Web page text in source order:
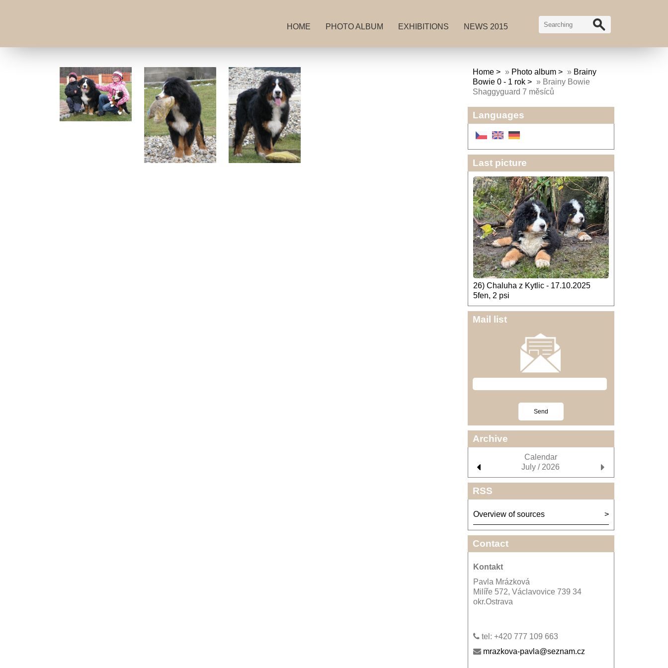
HOME PHOTO ALBUM EXHIBITIONS NEWS 2015
Home » Photo album » Brainy
Bowie 0 - 1 rok
» Brainy Bowie
Shaggyguard 7 měsíců
Languages
Last picture
26) Chaluha z Kytlic - 17.10.2025
5fen, 2 psi
Mail list
Archive
Calendar
July / 2026
RSS
Overview of sources
Contact
Kontakt
Pavla Mrázková
Milíře 572, Václavovice 739 34
okr.Ostrava
tel: +420 777 109 663
mrazkova-pavla@seznam.cz